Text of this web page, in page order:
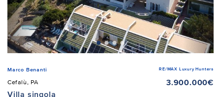
Marco Benanti RE/MAX Luxury Hunters
Cefalù, PA
3.900.000€
Villa singola